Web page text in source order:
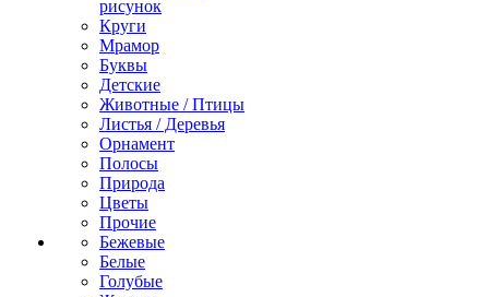
рисунок
Круги
Мрамор
Буквы
Детские
Животные / Птицы
Листья / Деревья
Орнамент
Полосы
Природа
Цветы
Прочие
Бежевые
Белые
Голубые